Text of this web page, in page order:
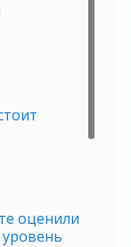
оценили